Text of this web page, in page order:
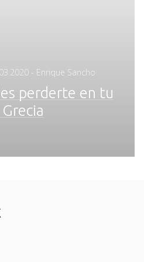
- Enrique Sancho
perderte en tu